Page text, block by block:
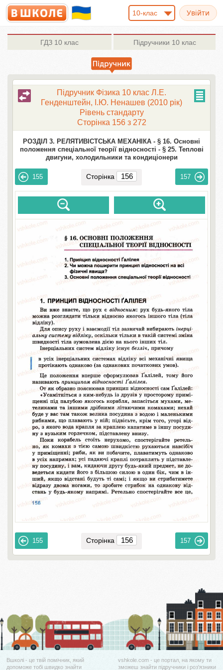
10-клас
ГДЗ 10 клас Підручники 10 клас
Підручник Фізика 10 клас Л.Е.
Генденштейн, І.Ю. Ненашев (2010 рік)
Рівень стандарту
Сторінка 156 з 272
РОЗДІЛ 3. РЕЛЯТИВІСТСЬКА МЕХАНІКА - § 16. Основні
положення спеціальної теорії відносності - § 25. Теплові
двигуни, холодильники та кондиціонери
155 Сторінка 157
155 Сторінка 157
Вшколі - це твій помічник, який
допоможе тобі швидко знайти
vshkole.com - це портал, на якому ти
зможеш знайти підручники і роз'язники